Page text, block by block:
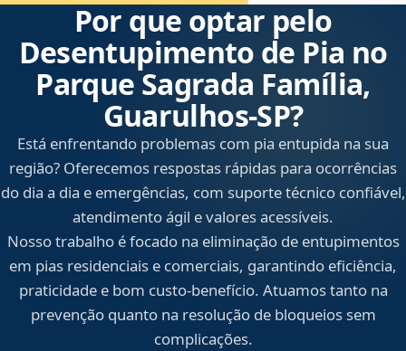
Por que optar pelo
Desentupimento de Pia no
Parque Sagrada Família,
Guarulhos‑SP?
Está enfrentando problemas com pia entupida na sua
região? Oferecemos respostas rápidas para ocorrências
do dia a dia e emergências, com suporte técnico confiável,
atendimento ágil e valores acessíveis.
Nosso trabalho é focado na eliminação de entupimentos
em pias residenciais e comerciais, garantindo eficiência,
praticidade e bom custo-benefício. Atuamos tanto na
prevenção quanto na resolução de bloqueios sem
complicações.